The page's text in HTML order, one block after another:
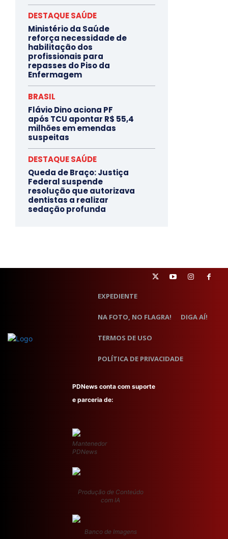
DESTAQUE SAÚDE
Ministério da Saúde
reforça necessidade de
habilitação dos
profissionais para
repasses do Piso da
Enfermagem
BRASIL
Flávio Dino aciona PF
após TCU apontar R$ 55,4
milhões em emendas
suspeitas
DESTAQUE SAÚDE
Queda de Braço: Justiça
Federal suspende
resolução que autorizava
dentistas a realizar
sedação profunda
EXPEDIENTE
NA FOTO, NO FLAGRA! DIGA AÍ!
TERMOS DE USO
POLÍTICA DE PRIVACIDADE
PDNews conta com suporte
e parceria de:
Mantenedor
PDNews
Produção de Conteúdo
com IA
Banco de Imagens